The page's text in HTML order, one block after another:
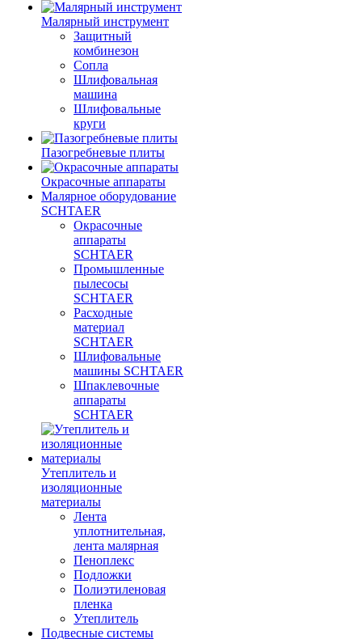
Малярный инструмент
Защитный
комбинезон
Сопла
Шлифовальная
машина
Шлифовальные
круги
Пазогребневые плиты
Окрасочные аппараты
Малярное оборудование
SCHTAER
Окрасочные
аппараты
SCHTAER
Промышленные
пылесосы
SCHTAER
Расходные
материал
SCHTAER
Шлифовальные
машины SCHTAER
Шпаклевочные
аппараты
SCHTAER
Утеплитель и
изоляционные
материалы
Лента
уплотнительная,
лента малярная
Пеноплекс
Подложки
Полиэтиленовая
пленка
Утеплитель
Подвесные системы